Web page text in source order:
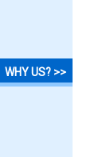
WHY US? >>